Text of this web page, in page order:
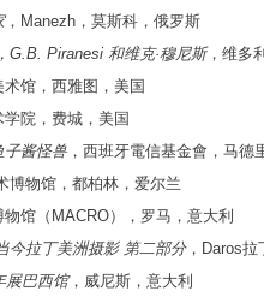
，Manezh，莫斯科，俄罗斯
G.B. Piranesi 和维克·穆尼斯，维多
术馆，西雅图，美国
院，费城，美国
子酱怪兽，西班牙電信基金會，马德
馆，都柏林，爱尔兰
馆（MACRO），罗马，意大利
今拉丁美洲摄影 第二部分，Daros拉
展巴西馆，威尼斯，意大利